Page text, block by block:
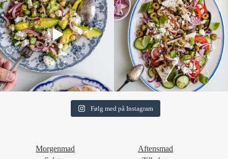
Følg med på Instagram
Morgenmad
Aftensmad